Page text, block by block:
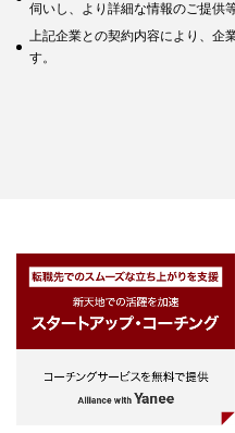
伺いし、より詳細な情報のご提供
上記企業との契約内容により、企
す。